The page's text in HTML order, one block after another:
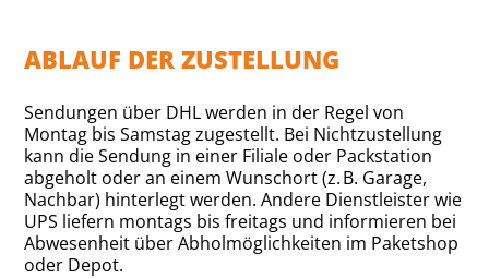
ABLAUF DER ZUSTELLUNG
Sendungen über DHL werden in der Regel von
Montag bis Samstag zugestellt. Bei Nichtzustellung
kann die Sendung in einer Filiale oder Packstation
abgeholt oder an einem Wunschort (z. B. Garage,
Nachbar) hinterlegt werden. Andere Dienstleister wie
UPS liefern montags bis freitags und informieren bei
Abwesenheit über Abholmöglichkeiten im Paketshop
oder Depot.